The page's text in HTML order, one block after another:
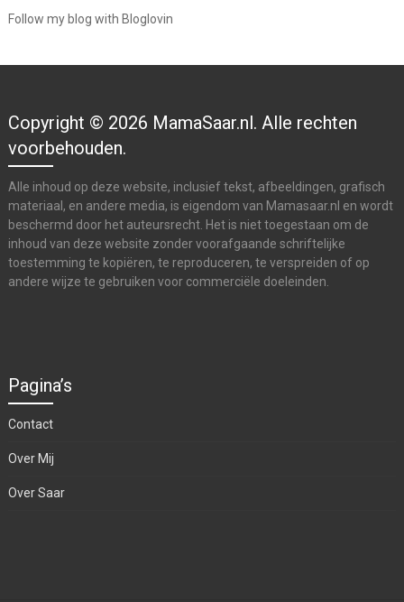
Follow my blog with Bloglovin
Copyright © 2026 MamaSaar.nl. Alle rechten
voorbehouden.
Alle inhoud op deze website, inclusief tekst, afbeeldingen, grafisch
materiaal, en andere media, is eigendom van Mamasaar.nl en wordt
beschermd door het auteursrecht. Het is niet toegestaan om de
inhoud van deze website zonder voorafgaande schriftelijke
toestemming te kopiëren, te reproduceren, te verspreiden of op
andere wijze te gebruiken voor commerciële doeleinden.
Pagina’s
Contact
Over Mij
Over Saar